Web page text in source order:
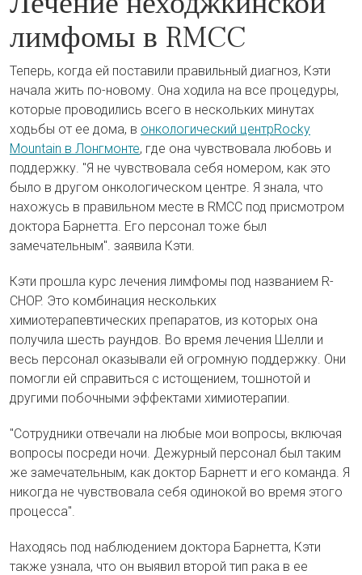
лимфомы в RMCC
Теперь, когда ей поставили правильный диагноз, Кэти
начала жить по-новому. Она ходила на все процедуры,
которые проводились всего в нескольких минутах
ходьбы от ее дома, в онкологический центрRocky
Mountain в Лонгмонте, где она чувствовала любовь и
поддержку. "Я не чувствовала себя номером, как это
было в другом онкологическом центре. Я знала, что
нахожусь в правильном месте в RMCC под присмотром
доктора Барнетта. Его персонал тоже был
замечательным". заявила Кэти.
Кэти прошла курс лечения лимфомы под названием R-
CHOP. Это комбинация нескольких
химиотерапевтических препаратов, из которых она
получила шесть раундов. Во время лечения Шелли и
весь персонал оказывали ей огромную поддержку. Они
помогли ей справиться с истощением, тошнотой и
другими побочными эффектами химиотерапии.
"Сотрудники отвечали на любые мои вопросы, включая
вопросы посреди ночи. Дежурный персонал был таким
же замечательным, как доктор Барнетт и его команда. Я
никогда не чувствовала себя одинокой во время этого
процесса".
Находясь под наблюдением доктора Барнетта, Кэти
также узнала, что он выявил второй тип рака в ее